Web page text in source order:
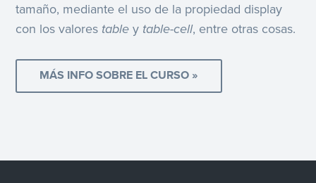
tamaño, mediante el uso de la propiedad display
con los valores table y table-cell, entre otras cosas.
MÁS INFO SOBRE EL CURSO »